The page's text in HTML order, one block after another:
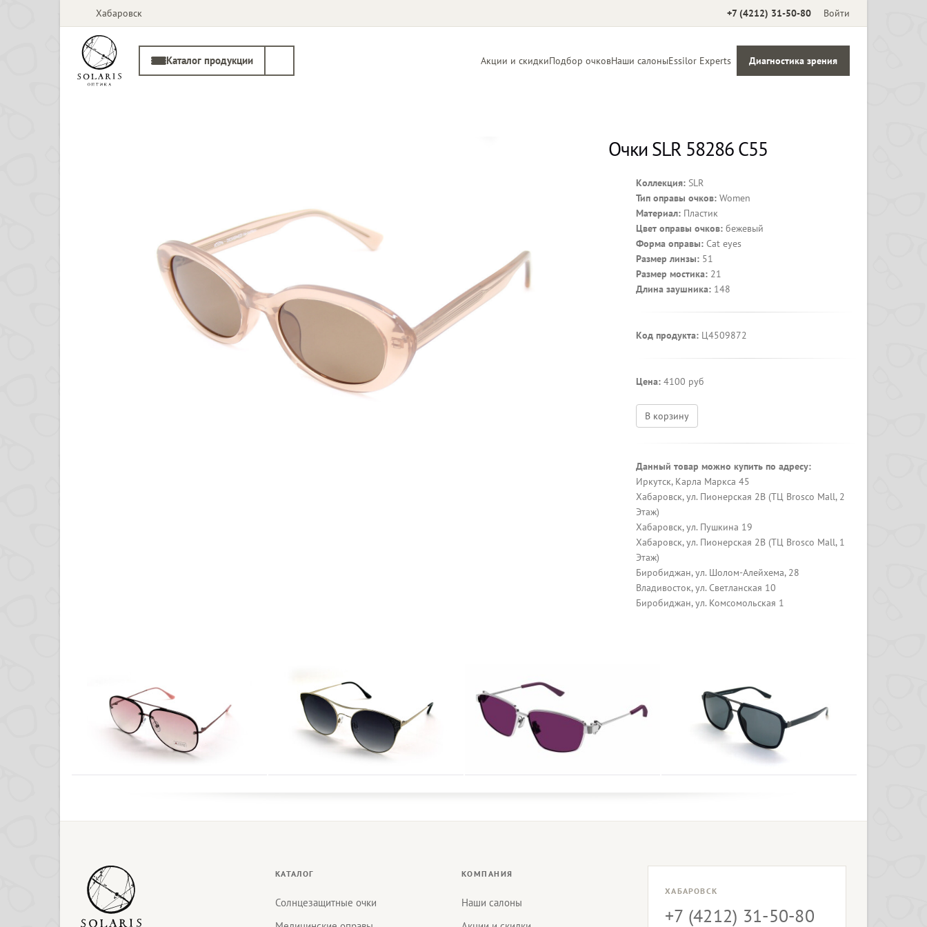
Хабаровск +7 (4212) 31-50-80 Войти
Каталог продукции Акции и скидкиПодбор очковНаши салоныEssilor Experts Диагностика зрения
Очки SLR 58286 С55
Коллекция: SLR
Тип оправы очков: Women
Материал: Пластик
Цвет оправы очков: бежевый
Форма оправы: Cat eyes
Размер линзы: 51
Размер мостика: 21
Длина заушника: 148
Код продукта: Ц4509872
Цена: 4100 руб
В корзину
Данный товар можно купить по адресу:
Иркутск, Карла Маркса 45
Хабаровск, ул. Пионерская 2В (ТЦ Brosco Mall, 2
Этаж)
Хабаровск, ул. Пушкина 19
Хабаровск, ул. Пионерская 2В (ТЦ Brosco Mall, 1
Этаж)
Биробиджан, ул. Шолом-Алейхема, 28
Владивосток, ул. Светланская 10
Биробиджан, ул. Комсомольская 1
КАТАЛОГ
Солнцезащитные очки
КОМПАНИЯ
Наши салоны
ХАБАРОВСК
+7 (4212) 31-50-80